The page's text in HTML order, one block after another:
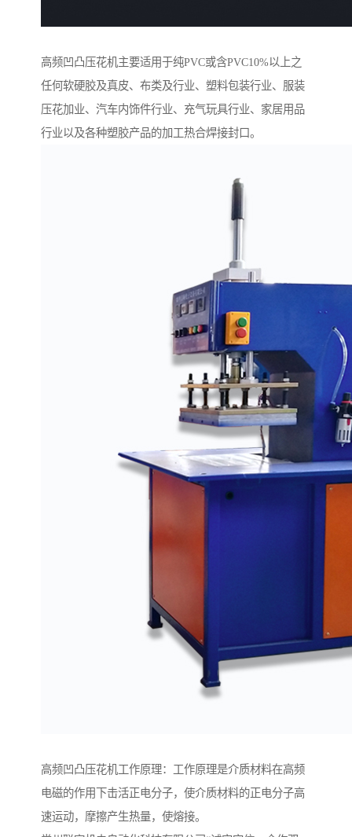
高频凹凸压花机主要适用于纯PVC或含PVC10%以上之
任何软硬胶及真皮、布类及行业、塑料包装行业、服装
压花加业、汽车内饰件行业、充气玩具行业、家居用品
行业以及各种塑胶产品的加工热合焊接封口。
高频凹凸压花机工作原理：工作原理是介质材料在高频
电磁的作用下击活正电分子，使介质材料的正电分子高
速运动，摩擦产生热量，使熔接。